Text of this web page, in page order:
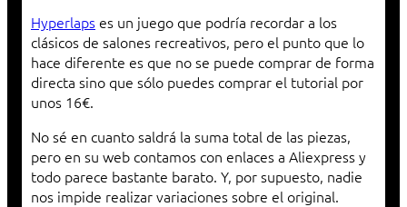
Hyperlaps es un juego que podría recordar a los
clásicos de salones recreativos, pero el punto que lo
hace diferente es que no se puede comprar de forma
directa sino que sólo puedes comprar el tutorial por
unos 16€.
No sé en cuanto saldrá la suma total de las piezas,
pero en su web contamos con enlaces a Aliexpress y
todo parece bastante barato. Y, por supuesto, nadie
nos impide realizar variaciones sobre el original.